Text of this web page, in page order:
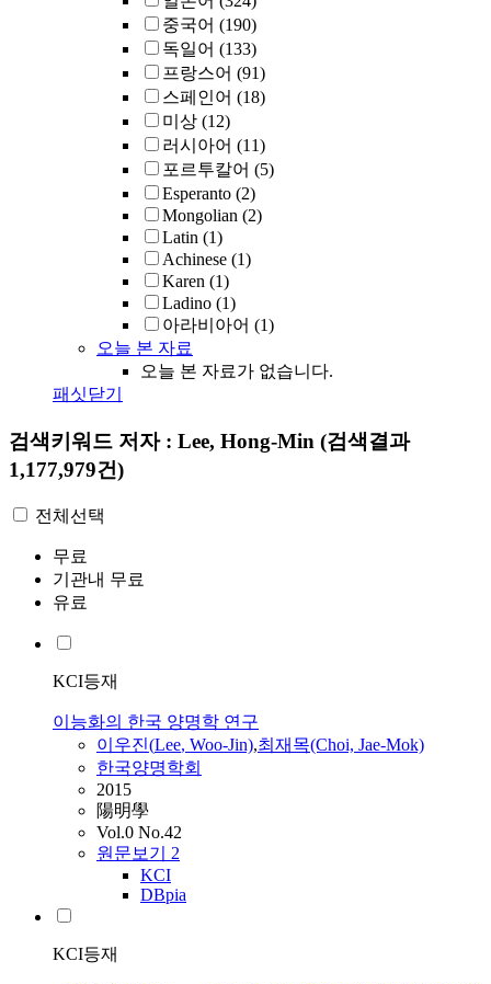
중국어 (190)
독일어 (133)
프랑스어 (91)
스페인어 (18)
미상 (12)
러시아어 (11)
포르투칼어 (5)
Esperanto (2)
Mongolian (2)
Latin (1)
Achinese (1)
Karen (1)
Ladino (1)
아라비아어 (1)
오늘 본 자료
오늘 본 자료가 없습니다.
패싯닫기
검색키워드 저자 : Lee, Hong-Min (검색결과
1,177,979건)
전체선택
무료
기관내 무료
유료
KCI등재
이능화의 한국 양명학 연구
이우진(Lee, Woo-Jin),최재목(Choi, Jae-Mok)
한국양명학회
2015
陽明學
Vol.0 No.42
원문보기 2
KCI
DBpia
KCI등재